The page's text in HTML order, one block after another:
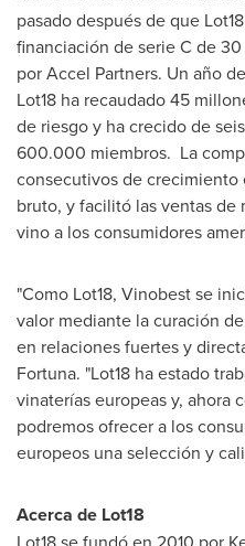
pasado después de que
financiación de serie C de
por Accel Partners. Un año
Lot18 ha recaudado 45
de riesgo y ha crecido de
600.000 miembros. La
consecutivos de
bruto, y facilitó las ventas
vino a los consumidores
"Como Lot18, Vinobest se
valor mediante la curación
en relaciones fuertes y
Fortuna. "Lot18 ha estado
vinaterías europeas y, ahora
podremos ofrecer a los
europeos una selección y
Acerca de Lot18